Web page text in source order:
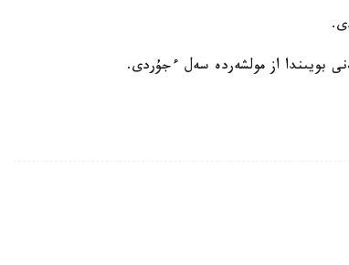
بويىندا از مولشەردە سەل ءجۇردى.